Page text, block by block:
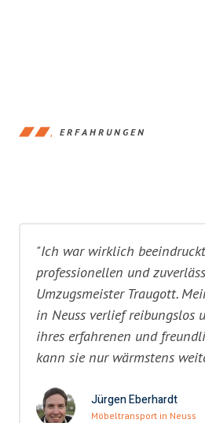
ERFAHRUNGEN
"Ich war wirklich
professionellen und
Umzugsmeister Traugott.
in Neuss verlief reibungslos
ihres erfahrenen und
kann sie nur wärmstens
Jürgen Eberhardt
Möbeltransport in Neuss